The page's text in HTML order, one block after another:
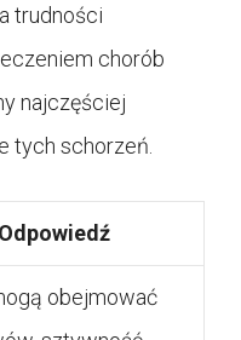
trudności
chorób
najczęściej
tych schorzeń.
Odpowiedź
obejmować